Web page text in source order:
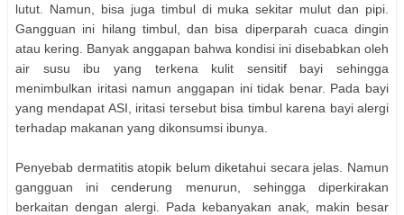
lutut. Namun, bisa juga timbul di muka sekitar mulut dan pipi.
Gangguan ini hilang timbul, dan bisa diperparah cuaca dingin
atau kering. Banyak anggapan bahwa kondisi ini disebabkan oleh
air susu ibu yang terkena kulit sensitif bayi sehingga
menimbulkan iritasi namun anggapan ini tidak benar. Pada bayi
yang mendapat ASI, iritasi tersebut bisa timbul karena bayi alergi
terhadap makanan yang dikonsumsi ibunya.
Penyebab dermatitis atopik belum diketahui secara jelas. Namun
gangguan ini cenderung menurun, sehingga diperkirakan
berkaitan dengan alergi. Pada kebanyakan anak, makin besar